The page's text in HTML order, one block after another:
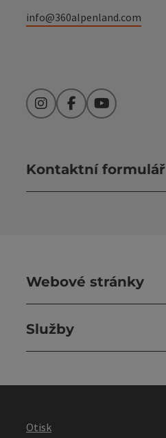
info@360alpenland.com
InstagramFacebookYouTube
Kontaktní formulář
Webové stránky
Služby
Otisk